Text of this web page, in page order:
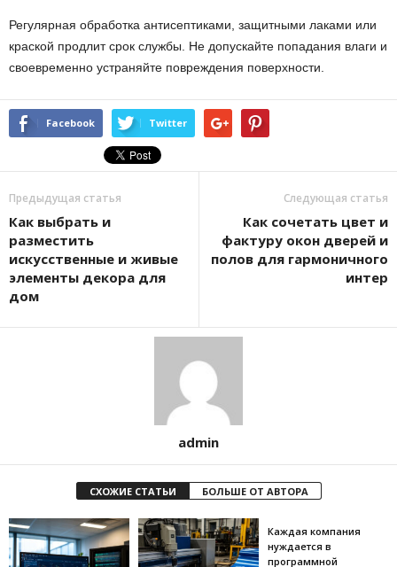
Регулярная обработка антисептиками, защитными лаками или
краской продлит срок службы. Не допускайте попадания влаги и
своевременно устраняйте повреждения поверхности.
Facebook Twitter
Предыдущая статья
Как выбрать и
разместить
искусственные и живые
элементы декора для
дом
Следующая статья
Как сочетать цвет и
фактуру окон дверей и
полов для гармоничного
интер
admin
СХОЖИЕ СТАТЬИ БОЛЬШЕ ОТ АВТОРА
Каждая компания
нуждается в
программной